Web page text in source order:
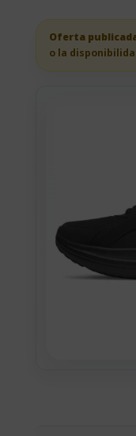
Oferta
o la